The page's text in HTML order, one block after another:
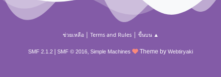
ช่วยเหลือ| Terms and Rules| ขึ้นบน ▲
SMF 2.1.2 SMF © 2016, Simple Machines Theme by Webtiryaki